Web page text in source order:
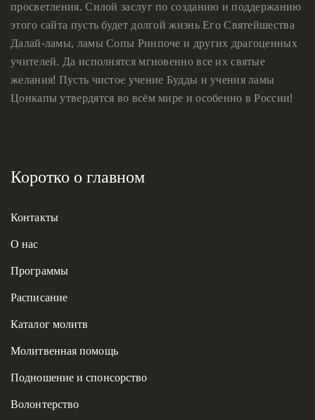
просветления. Силой заслуг по созданию и поддержанию
этого сайта пусть будет долгой жизнь Его Святейшества
Далай-ламы, ламы Сопы Ринпоче и других драгоценных
учителей. Да исполнятся мгновенно все их святые
желания! Пусть чистое учение Будды и учения ламы
Цонкапы утвердятся во всём мире и особенно в России!
Коротко о главном
Контакты
О нас
Программы
Расписание
Каталог молитв
Молитвенная помощь
Подношение и спонсорство
Волонтерство